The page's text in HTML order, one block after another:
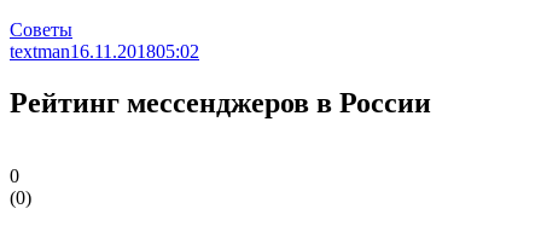
Советы
textman16.11.201805:02
Рейтинг мессенджеров в России
0
(0)